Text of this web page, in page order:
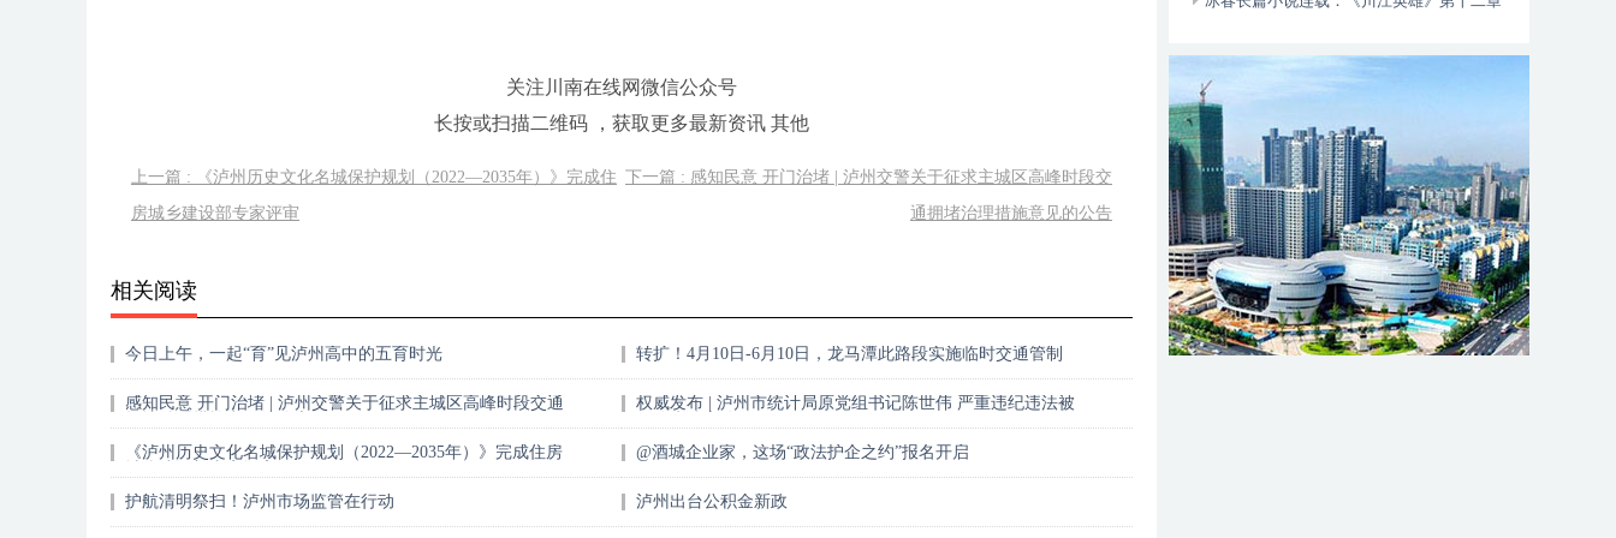
关注川南在线网微信公众号
长按或扫描二维码 ，获取更多最新资讯 其他
上一篇 : 《泸州历史文化名城保护规划（2022—2035年）》完成住
房城乡建设部专家评审
下一篇 : 感知民意 开门治堵 | 泸州交警关于征求主城区高峰时段交
通拥堵治理措施意见的公告
相关阅读
今日上午，一起“育”见泸州高中的五育时光 转扩！4月10日-6月10日，龙马潭此路段实施临时交通管制
感知民意 开门治堵 | 泸州交警关于征求主城区高峰时段交通
权威发布 | 泸州市统计局原党组书记陈世伟 严重违纪违法被
《泸州历史文化名城保护规划（2022—2035年）》完成住房
@酒城企业家，这场“政法护企之约”报名开启
护航清明祭扫！泸州市场监管在行动 泸州出台公积金新政